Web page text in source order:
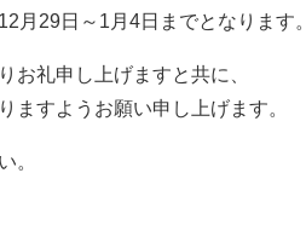
月29日～1月4日までとなります。
お礼申し上げますと共に、
ますようお願い申し上げます。
。